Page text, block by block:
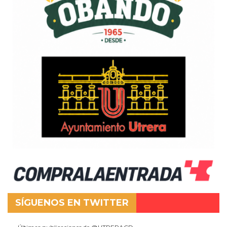
SÍGUENOS EN TWITTER